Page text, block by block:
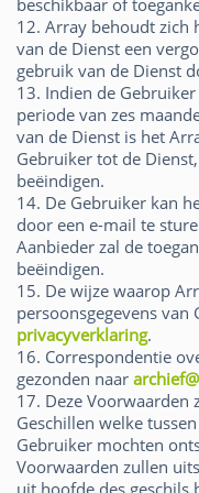
beschikbaar of
12. Array behoudt zich
van de Dienst een
gebruik van de Dienst
13. Indien de
periode van zes
van de Dienst is het
Gebruiker tot de
beëindigen.
14. De Gebruiker kan
door een e-mail te
Aanbieder zal de
beëindigen.
15. De wijze waarop
persoonsgegevens
privacyverklaring.
16. Correspondentie
gezonden naar
17. Deze Voorwaarden
Geschillen welke
Gebruiker mochten
Voorwaarden zullen
uit hoofde des geschils